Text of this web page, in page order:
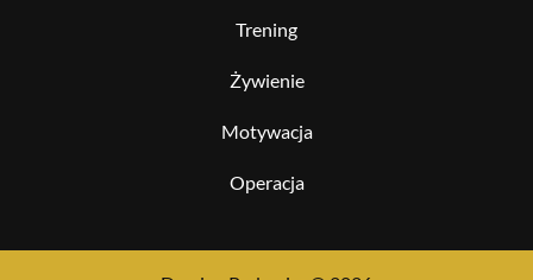
Trening
Żywienie
Motywacja
Operacja